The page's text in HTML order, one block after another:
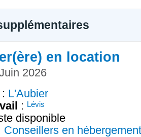
en location
2026
: L'Aubier
: Lévis
disponible
Conseillers en hébergement